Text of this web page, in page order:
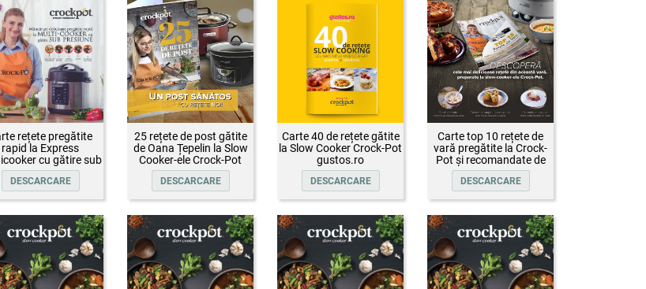
rețete pregătite
rapid la Express
cu gătire sub
presiune Crock-Pot
DESCARCARE
25 rețete de post gătite
de Oana Țepelin la Slow
Cooker-ele Crock-Pot
DESCARCARE
Carte 40 de rețete gătite
la Slow Cooker Crock-Pot
gustos.ro
DESCARCARE
Carte top 10 rețete de
vară pregătite la Crock-
Pot și recomandate de
Oana Țepelin
DESCARCARE